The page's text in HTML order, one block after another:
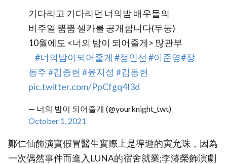
기다리고 기다리던 너의밤 배우들의
비주얼 뿜뿜 셀카를 공개합니다(두둥)
10월에도 <너의 밤이 되어줄게> 많관부
#너의밤이되어줄게 #정인선 #이준영#장
동주#김종현 #윤지성 #김동현
pic.twitter.com/PpCfgq4I3d
— 너의 밤이 되어줄게 (@yourknight_twt)
October 1, 2021
鄭仁仙飾演實假冒醫生實際上是導遊的寅允珠，因為
一次偶然事件而進入LUNA的宿舍就業;李濬榮飾演劇